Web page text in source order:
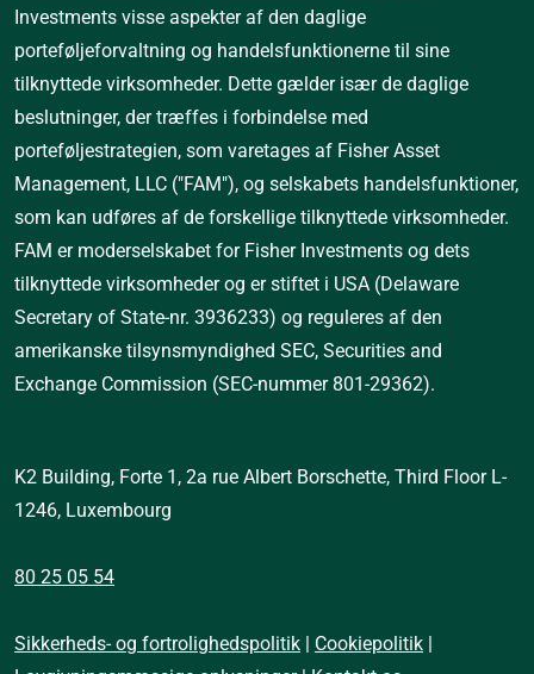
Investments visse aspekter af den daglige
porteføljeforvaltning og handelsfunktionerne til sine
tilknyttede virksomheder. Dette gælder især de daglige
beslutninger, der træffes i forbindelse med
porteføljestrategien, som varetages af Fisher Asset
Management, LLC ("FAM"), og selskabets handelsfunktioner,
som kan udføres af de forskellige tilknyttede virksomheder.
FAM er moderselskabet for Fisher Investments og dets
tilknyttede virksomheder og er stiftet i USA (Delaware
Secretary of State-nr. 3936233) og reguleres af den
amerikanske tilsynsmyndighed SEC, Securities and
Exchange Commission (SEC-nummer 801-29362).
K2 Building, Forte 1, 2a rue Albert Borschette, Third Floor L-
1246, Luxembourg
80 25 05 54
Sikkerheds- og fortrolighedspolitik | Cookiepolitik |